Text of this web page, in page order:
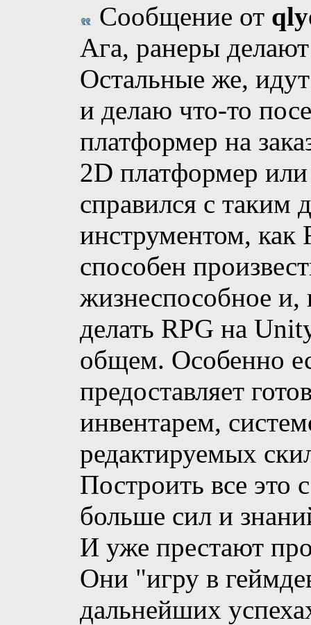
Сообщение от
Ага, ранеры
Остальные же,
и делаю что-то
платформер на
2D платформер
справился с
инструментом, как
способен
жизнеспособное
делать RPG на
общем. Особенно
предоставляет
инвентарем,
редактируемых
Построить все это
больше сил и
И уже престают
Они "игру в
дальнейших